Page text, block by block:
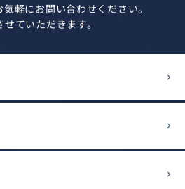
軽にお問い合わせください。
ていただきます。